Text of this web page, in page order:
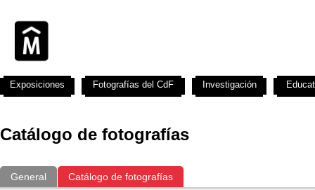
Catálogo de fotografías
General Catálogo de fotografías
Exposiciones Fotografías del CdF Investigación